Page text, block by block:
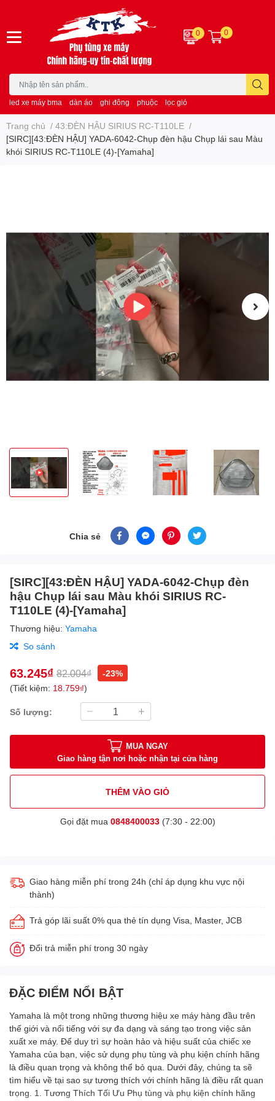
led xe máy bma dàn áo ghi đông phuộc lọc gió
0 0
Trang chủ / 43:ĐÈN HẬU SIRIUS RC-T110LE /
[SIRC][43:ĐÈN HẬU] YADA-6042-Chụp đèn hậu Chụp lái sau Màu
khói SIRIUS RC-T110LE (4)-[Yamaha]
Chia sẻ
[SIRC][43:ĐÈN HẬU] YADA-6042-Chụp đèn
hậu Chụp lái sau Màu khói SIRIUS RC-
T110LE (4)-[Yamaha]
Thương hiệu: Yamaha
So sánh
63.245₫ 82.004₫
-23%
(Tiết kiệm: 18.759₫)
Số lượng:
MUA NGAY
Giao hàng tận nơi hoặc nhận tại cửa hàng
THÊM VÀO GIỎ
Gọi đặt mua 0848400033(7:30 - 22:00)
Giao hàng miễn phí trong 24h (chỉ áp dụng khu vực nội
thành)
Trả góp lãi suất 0% qua thẻ tín dụng Visa, Master, JCB
Đổi trả miễn phí trong 30 ngày
ĐẶC ĐIỂM NỔI BẬT
Yamaha là một trong những thương hiệu xe máy hàng đầu trên
thế giới và nổi tiếng với sự đa dạng và sáng tạo trong việc sản
xuất xe máy. Để duy trì sự hoàn hảo và hiệu suất của chiếc xe
Yamaha của bạn, việc sử dụng phụ tùng và phụ kiện chính hãng
là điều quan trọng và không thể bỏ qua. Dưới đây, chúng ta sẽ
tìm hiểu về tại sao sự tương thích với chính hãng là điều rất quan
trọng. 1. Tương Thích Tối Ưu Phụ tùng và phụ kiện chính hãng